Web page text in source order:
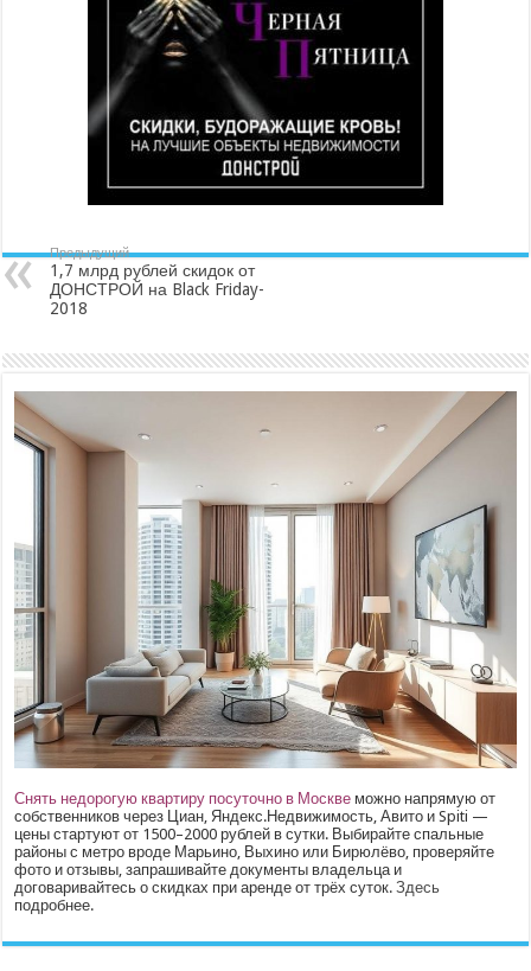
Предыдущий
1,7 млрд рублей скидок от
ДОНСТРОЙ на Black Friday-
2018
Снять недорогую квартиру посуточно в Москве можно напрямую от
собственников через Циан, Яндекс.Недвижимость, Авито и Spiti —
цены стартуют от 1500–2000 рублей в сутки. Выбирайте спальные
районы с метро вроде Марьино, Выхино или Бирюлёво, проверяйте
фото и отзывы, запрашивайте документы владельца и
договаривайтесь о скидках при аренде от трёх суток.Здесь
подробнее.